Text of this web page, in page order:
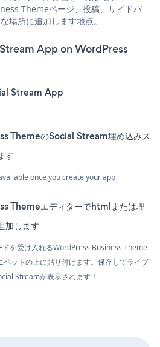
Themeページ、投稿、サイドバ
場所に追加します地点。
App on WordPress
Stream App
ThemeのSocial Stream埋め込みス
す
once you create your app
Themeエディターでhtmlまたは埋
加します
を受け入れるWordPress Business Theme
ットの上に貼り付けます。保存してライブ
Streamが表示されます！